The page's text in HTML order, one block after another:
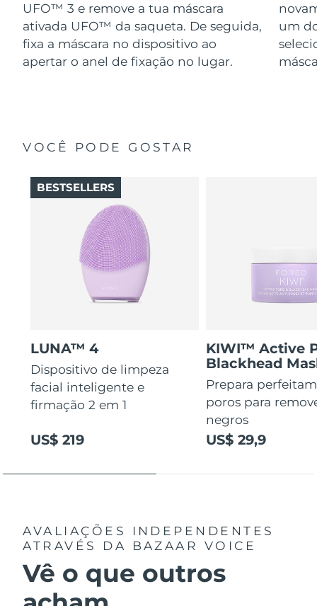
UFO™ 3 e remove a tua máscara
ativada UFO™ da saqueta. De seguida,
fixa a máscara no dispositivo ao
apertar o anel de fixação no lugar.
um
VOCÊ PODE GOSTAR
LUNA™ 4
Dispositivo de limpeza
facial inteligente e
firmação 2 em 1
US$ 219
BESTSELLERS
KIWI™ Active
Blackhead
Prepara
poros para
negros
US$ 29,9
AVALIAÇÕES INDEPENDENTES
ATRAVÉS DA BAZAAR VOICE
Vê o que outros